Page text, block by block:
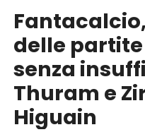
delle
senza
Thuram e
Higuain